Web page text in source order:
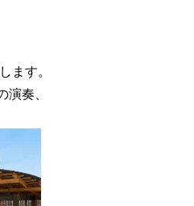
ます。
奏、